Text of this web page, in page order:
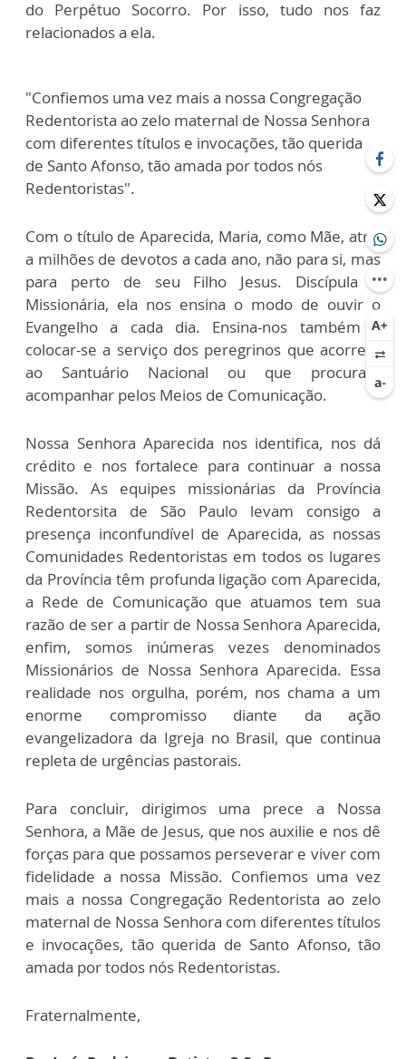
do Perpétuo Socorro. Por isso, tudo nos faz
relacionados a ela.
"Confiemos uma vez mais a nossa Congregação
Redentorista ao zelo maternal de Nossa Senhora
com diferentes títulos e invocações, tão querida
de Santo Afonso, tão amada por todos nós
Redentoristas".
Com o título de Aparecida, Maria, como Mãe, atrai
a milhões de devotos a cada ano, não para si, mas
para perto de seu Filho Jesus. Discípula e
Missionária, ela nos ensina o modo de ouvir o
Evangelho a cada dia. Ensina-nos também a
colocar-se a serviço dos peregrinos que acorrem
ao Santuário Nacional ou que procuram
acompanhar pelos Meios de Comunicação.
Nossa Senhora Aparecida nos identifica, nos dá
crédito e nos fortalece para continuar a nossa
Missão. As equipes missionárias da Província
Redentorsita de São Paulo levam consigo a
presença inconfundível de Aparecida, as nossas
Comunidades Redentoristas em todos os lugares
da Província têm profunda ligação com Aparecida,
a Rede de Comunicação que atuamos tem sua
razão de ser a partir de Nossa Senhora Aparecida,
enfim, somos inúmeras vezes denominados
Missionários de Nossa Senhora Aparecida. Essa
realidade nos orgulha, porém, nos chama a um
enorme compromisso diante da ação
evangelizadora da Igreja no Brasil, que continua
repleta de urgências pastorais.
Para concluir, dirigimos uma prece a Nossa
Senhora, a Mãe de Jesus, que nos auxilie e nos dê
forças para que possamos perseverar e viver com
fidelidade a nossa Missão. Confiemos uma vez
mais a nossa Congregação Redentorista ao zelo
maternal de Nossa Senhora com diferentes títulos
e invocações, tão querida de Santo Afonso, tão
amada por todos nós Redentoristas.
Fraternalmente,